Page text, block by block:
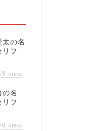
太の名
リフ
view
の名
リフ
view